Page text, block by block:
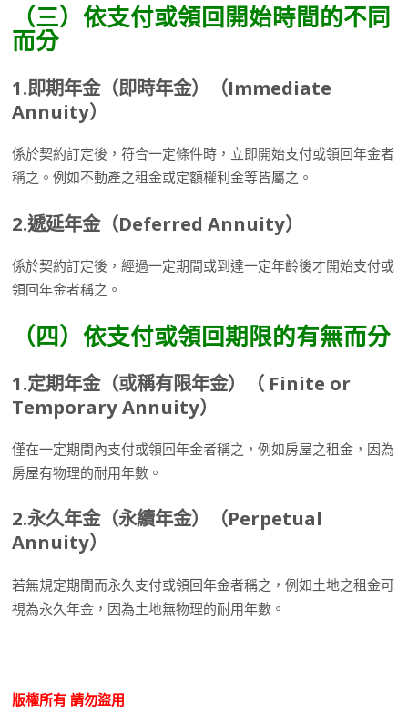
（三）依支付或領回開始時間的不同
而分
1.即期年金（即時年金）（Immediate
Annuity）
係於契約訂定後，符合一定條件時，立即開始支付或領回年金者
稱之。例如不動產之租金或定額權利金等皆屬之。
2.遞延年金（Deferred Annuity）
係於契約訂定後，經過一定期間或到達一定年齡後才開始支付或
領回年金者稱之。
（四）依支付或領回期限的有無而分
1.定期年金（或稱有限年金）（ Finite or
Temporary Annuity）
僅在一定期間內支付或領回年金者稱之，例如房屋之租金，因為
房屋有物理的耐用年數。
2.永久年金（永續年金）（Perpetual
Annuity）
若無規定期間而永久支付或領回年金者稱之，例如土地之租金可
視為永久年金，因為土地無物理的耐用年數。
版權所有 請勿盜用